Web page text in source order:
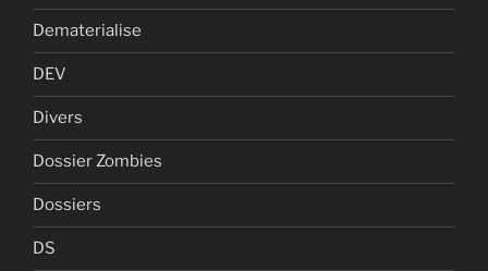
Dematerialise
DEV
Divers
Dossier Zombies
Dossiers
DS